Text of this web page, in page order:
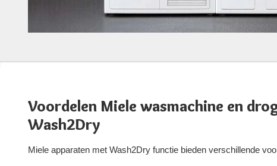
Voordelen Miele wasmachine en
Wash2Dry
Miele apparaten met Wash2Dry functie bieden verschillende